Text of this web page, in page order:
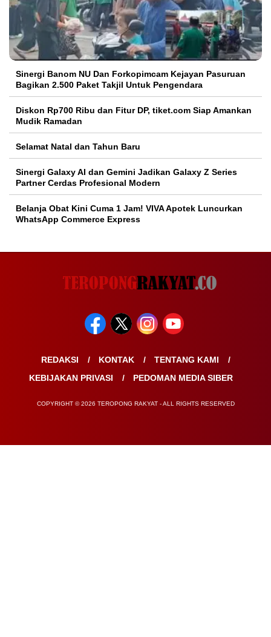
Sinergi Banom NU Dan Forkopimcam Kejayan Pasuruan
Bagikan 2.500 Paket Takjil Untuk Pengendara
Diskon Rp700 Ribu dan Fitur DP, tiket.com Siap Amankan
Mudik Ramadan
Selamat Natal dan Tahun Baru
Sinergi Galaxy AI dan Gemini Jadikan Galaxy Z Series
Partner Cerdas Profesional Modern
Belanja Obat Kini Cuma 1 Jam! VIVA Apotek Luncurkan
WhatsApp Commerce Express
REDAKSI KONTAK
TENTANG KAMI
KEBIJAKAN PRIVASI
PEDOMAN MEDIA SIBER
COPYRIGHT © 2026 TEROPONG RAKYAT - ALL RIGHTS RESERVED